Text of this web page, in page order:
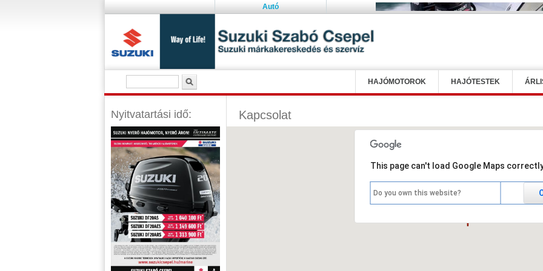
Autó
Keresés űrlap HAJÓMOTOROK HAJÓTESTEK
Kapcsolat
This page can't load Google Maps
Do you own this website?
Nyitvatartási idő: